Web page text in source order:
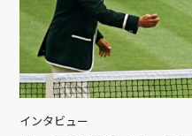
インタビュー